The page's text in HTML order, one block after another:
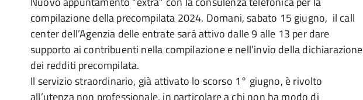
compilazione della precompilata 2024. Domani, sabato 15 giugno, il call
center dell’Agenzia delle entrate sarà attivo dalle 9 alle 13 per dare
supporto ai contribuenti nella compilazione e nell’invio della dichiarazione
dei redditi precompilata.
Il servizio straordinario, già attivato lo scorso 1° giugno, è rivolto
all’utenza non professionale, in particolare a chi non ha modo di